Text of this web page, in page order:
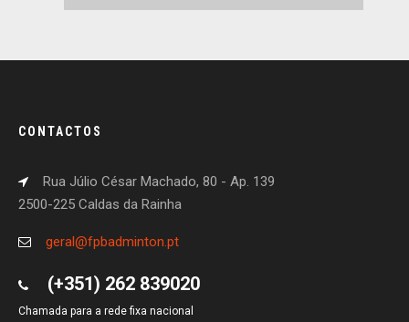
CONTACTOS
Rua Júlio César Machado, 80 - Ap. 139
2500-225 Caldas da Rainha
geral@fpbadminton.pt
(+351) 262 839020
Chamada para a rede fixa nacional